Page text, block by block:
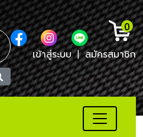
0
เข้าสู่ระบบ | สมัครสมาชิก